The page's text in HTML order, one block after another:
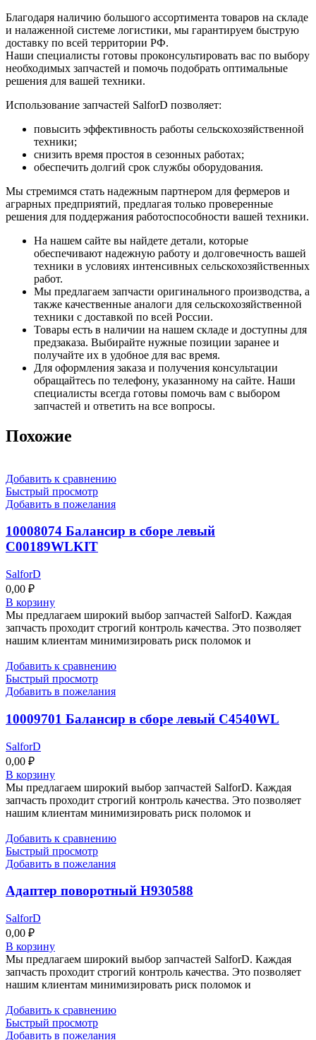
Благодаря наличию большого ассортимента товаров на складе
и налаженной системе логистики, мы гарантируем быструю
доставку по всей территории РФ.
Наши специалисты готовы проконсультировать вас по выбору
необходимых запчастей и помочь подобрать оптимальные
решения для вашей техники.
Использование запчастей SalforD позволяет:
повысить эффективность работы сельскохозяйственной
техники;
снизить время простоя в сезонных работах;
обеспечить долгий срок службы оборудования.
Мы стремимся стать надежным партнером для фермеров и
аграрных предприятий, предлагая только проверенные
решения для поддержания работоспособности вашей техники.
На нашем сайте вы найдете детали, которые
обеспечивают надежную работу и долговечность вашей
техники в условиях интенсивных сельскохозяйственных
работ.
Мы предлагаем запчасти оригинального производства, а
также качественные аналоги для сельскохозяйственной
техники с доставкой по всей России.
Товары есть в наличии на нашем складе и доступны для
предзаказа. Выбирайте нужные позиции заранее и
получайте их в удобное для вас время.
Для оформления заказа и получения консультации
обращайтесь по телефону, указанному на сайте. Наши
специалисты всегда готовы помочь вам с выбором
запчастей и ответить на все вопросы.
Похожие
Добавить к сравнению
Быстрый просмотр
Добавить в пожелания
10008074 Балансир в сборе левый
C00189WLKIT
SalforD
0,00 ₽
В корзину
Мы предлагаем широкий выбор запчастей SalforD. Каждая
запчасть проходит строгий контроль качества. Это позволяет
нашим клиентам минимизировать риск поломок и
Добавить к сравнению
Быстрый просмотр
Добавить в пожелания
10009701 Балансир в сборе левый C4540WL
SalforD
0,00 ₽
В корзину
Мы предлагаем широкий выбор запчастей SalforD. Каждая
запчасть проходит строгий контроль качества. Это позволяет
нашим клиентам минимизировать риск поломок и
Добавить к сравнению
Быстрый просмотр
Добавить в пожелания
Адаптер поворотный Н930588
SalforD
0,00 ₽
В корзину
Мы предлагаем широкий выбор запчастей SalforD. Каждая
запчасть проходит строгий контроль качества. Это позволяет
нашим клиентам минимизировать риск поломок и
Добавить к сравнению
Быстрый просмотр
Добавить в пожелания